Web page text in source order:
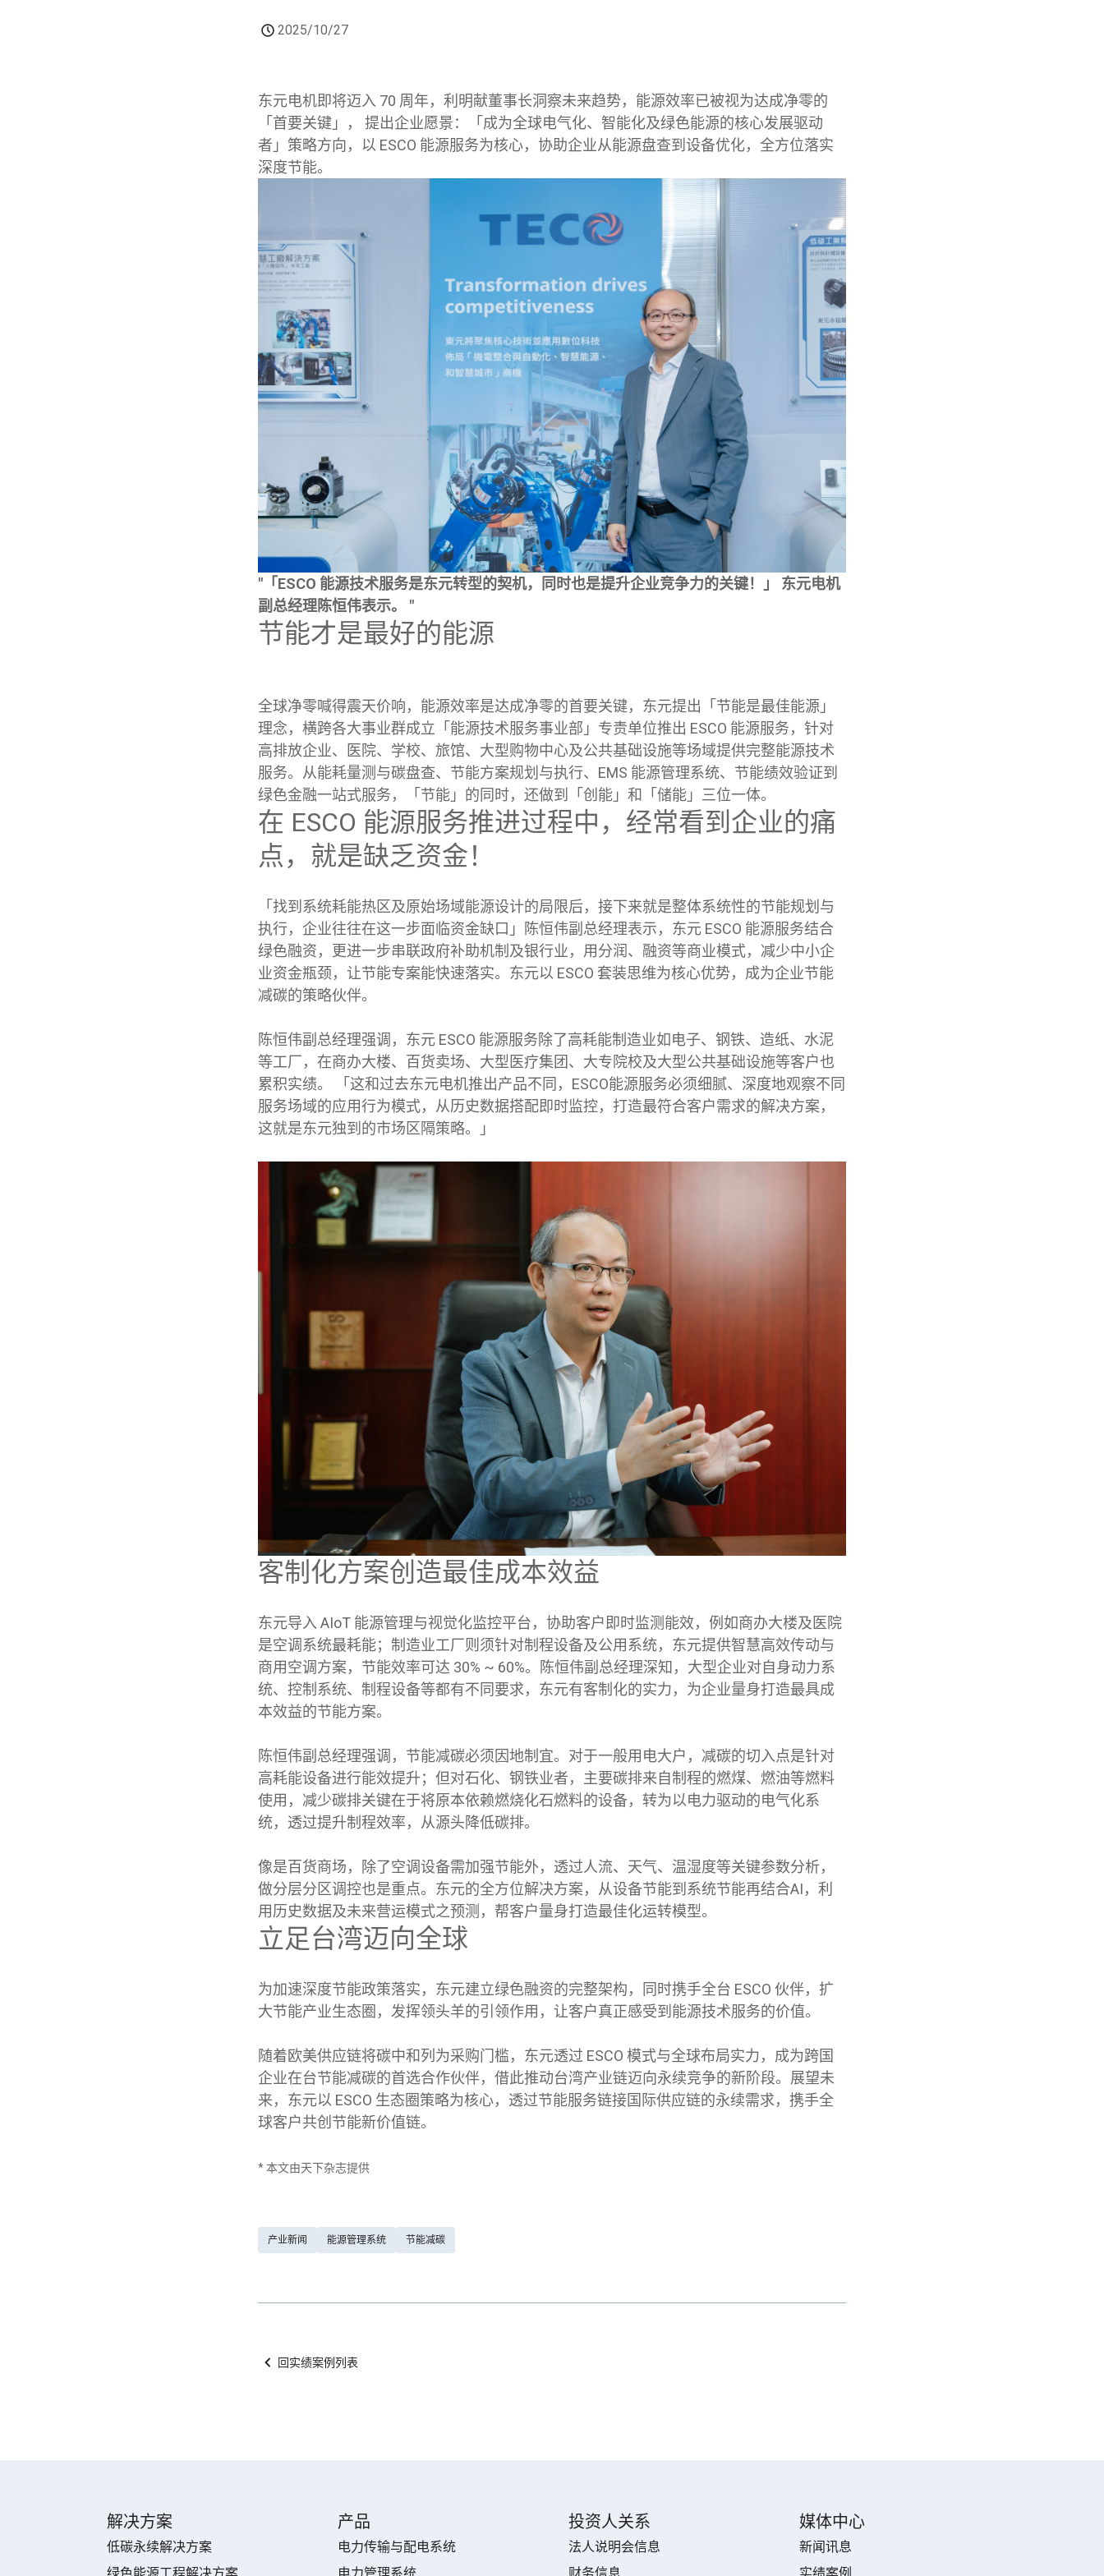
2025/10/27
东元电机即将迈入 70 周年，利明献董事长洞察未来趋势，能源效率已被视为达成净零的
「首要关键」， 提出企业愿景：「成为全球电气化、智能化及绿色能源的核心发展驱动
者」策略方向，以 ESCO 能源服务为核心，协助企业从能源盘查到设备优化，全方位落实
深度节能。
"「ESCO 能源技术服务是东元转型的契机，同时也是提升企业竞争力的关键！」 东元电机
副总经理陈恒伟表示。 "
节能才是最好的能源
全球净零喊得震天价响，能源效率是达成净零的首要关键，东元提出「节能是最佳能源」
理念，横跨各大事业群成立「能源技术服务事业部」专责单位推出 ESCO 能源服务，针对
高排放企业、医院、学校、旅馆、大型购物中心及公共基础设施等场域提供完整能源技术
服务。从能耗量测与碳盘查、节能方案规划与执行、EMS 能源管理系统、节能绩效验证到
绿色金融一站式服务，「节能」的同时，还做到「创能」和「储能」三位一体。
在 ESCO 能源服务推进过程中，经常看到企业的痛
点，就是缺乏资金！
「找到系统耗能热区及原始场域能源设计的局限后，接下来就是整体系统性的节能规划与
执行，企业往往在这一步面临资金缺口」陈恒伟副总经理表示，东元 ESCO 能源服务结合
绿色融资，更进一步串联政府补助机制及银行业，用分润、融资等商业模式，减少中小企
业资金瓶颈，让节能专案能快速落实。东元以 ESCO 套装思维为核心优势，成为企业节能
减碳的策略伙伴。
陈恒伟副总经理强调，东元 ESCO 能源服务除了高耗能制造业如电子、钢铁、造纸、水泥
等工厂，在商办大楼、百货卖场、大型医疗集团、大专院校及大型公共基础设施等客户也
累积实绩。 「这和过去东元电机推出产品不同，ESCO能源服务必须细腻、深度地观察不同
服务场域的应用行为模式，从历史数据搭配即时监控，打造最符合客户需求的解决方案，
这就是东元独到的市场区隔策略。」
客制化方案创造最佳成本效益
东元导入 AIoT 能源管理与视觉化监控平台，协助客户即时监测能效，例如商办大楼及医院
是空调系统最耗能；制造业工厂则须针对制程设备及公用系统，东元提供智慧高效传动与
商用空调方案，节能效率可达 30% ~ 60%。陈恒伟副总经理深知，大型企业对自身动力系
统、控制系统、制程设备等都有不同要求，东元有客制化的实力，为企业量身打造最具成
本效益的节能方案。
陈恒伟副总经理强调，节能减碳必须因地制宜。对于一般用电大户，减碳的切入点是针对
高耗能设备进行能效提升；但对石化、钢铁业者，主要碳排来自制程的燃煤、燃油等燃料
使用，减少碳排关键在于将原本依赖燃烧化石燃料的设备，转为以电力驱动的电气化系
统，透过提升制程效率，从源头降低碳排。
像是百货商场，除了空调设备需加强节能外，透过人流、天气、温湿度等关键参数分析，
做分层分区调控也是重点。东元的全方位解决方案，从设备节能到系统节能再结合AI，利
用历史数据及未来营运模式之预测，帮客户量身打造最佳化运转模型。
立足台湾迈向全球
为加速深度节能政策落实，东元建立绿色融资的完整架构，同时携手全台 ESCO 伙伴，扩
大节能产业生态圈，发挥领头羊的引领作用，让客户真正感受到能源技术服务的价值。
随着欧美供应链将碳中和列为采购门槛，东元透过 ESCO 模式与全球布局实力，成为跨国
企业在台节能减碳的首选合作伙伴，借此推动台湾产业链迈向永续竞争的新阶段。展望未
来，东元以 ESCO 生态圈策略为核心，透过节能服务链接国际供应链的永续需求，携手全
球客户共创节能新价值链。
* 本文由天下杂志提供
产业新闻 能源管理系统 节能减碳
回实绩案例列表
解决方案
低碳永续解决方案
产品
电力传输与配电系统
投资人关系
法人说明会信息
媒体中心
新闻讯息